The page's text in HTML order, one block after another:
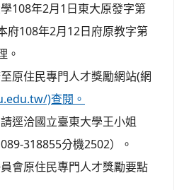
108年2月1日東大原發字第
府108年2月12日府原教字第
。
原住民專門人才獎勵網站(網
)查閱。
逕洽國立臺東大學王小姐
318855分機2502）。
會原住民專門人才獎勵要點